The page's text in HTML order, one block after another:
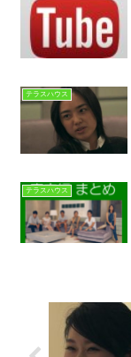
テラスハウス
テラスハウス